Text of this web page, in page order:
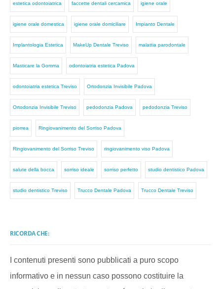
estetica odontoiatrica faccette dentali cercamica igiene orale
igiene orale domestica igiene orale domiciliare Impianto Dentale
Implantologia Estetica MakeUp Dentale Treviso malattia parodontale
Masticare la Gomma odontoiatria estetica Padova
odontoiatria estetica Treviso Ortodonzia Invisibile Padova
Ortodonzia Invisibile Treviso pedodonzia Padova pedodonzia Treviso
piorrea Ringiovanimento del Sorriso Padova
Ringiovanimento del Sorriso Treviso ringiovanimento viso Padova
salute della bocca sorriso ideale sorriso perfetto studio dentistico Padova
studio dentistico Treviso Trucco Dentale Padova Trucco Dentale Treviso
RICORDA CHE:
I contenuti presenti sono pubblicati a puro scopo
informativo e in nessun caso possono costituire la